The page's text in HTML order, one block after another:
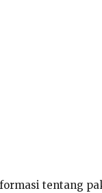
tentang